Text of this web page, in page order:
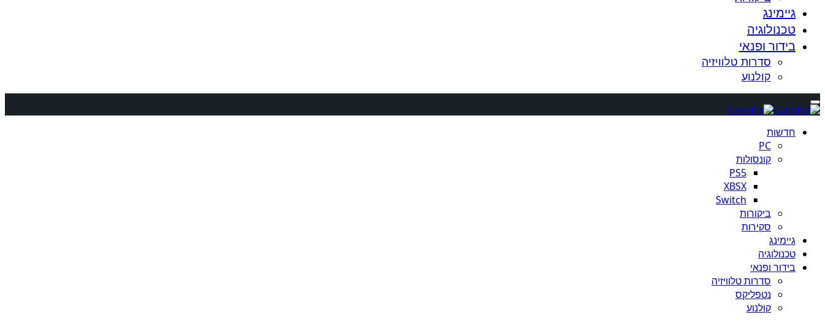
גיימינג
טכנולוגיה
בידור ופנאי
סדרות טלוויזיה
קולנוע
חדשות
PC
קונסולות
PS5
XBSX
Switch
ביקורות
סקירות
גיימינג
טכנולוגיה
בידור ופנאי
סדרות טלוויזיה
נטפליקס
קולנוע